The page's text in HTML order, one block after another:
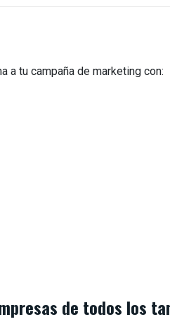
a tu campaña de marketing con:
de todos los